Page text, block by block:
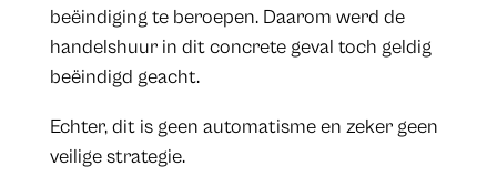
beëindiging te beroepen. Daarom werd de
handelshuur in dit concrete geval toch geldig
beëindigd geacht.
Echter, dit is geen automatisme en zeker geen
veilige strategie.